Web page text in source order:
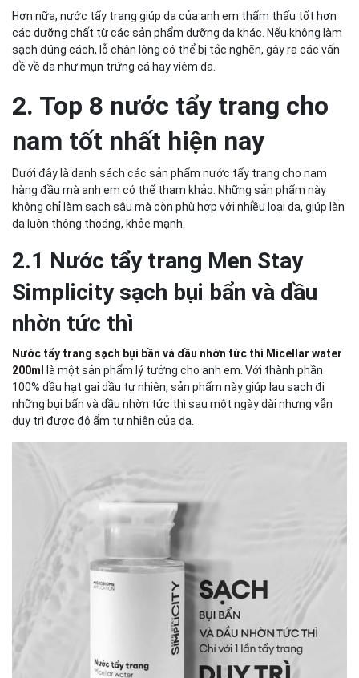
Hơn nữa, nước tẩy trang giúp da của anh em thẩm thấu tốt hơn
các dưỡng chất từ các sản phẩm dưỡng da khác. Nếu không làm
sạch đúng cách, lỗ chân lông có thể bị tắc nghẽn, gây ra các vấn
đề về da như mụn trứng cá hay viêm da.
2. Top 8 nước tẩy trang cho
nam tốt nhất hiện nay
Dưới đây là danh sách các sản phẩm nước tẩy trang cho nam
hàng đầu mà anh em có thể tham khảo. Những sản phẩm này
không chỉ làm sạch sâu mà còn phù hợp với nhiều loại da, giúp làn
da luôn thông thoáng, khỏe mạnh.
2.1 Nước tẩy trang Men Stay
Simplicity sạch bụi bẩn và dầu
nhờn tức thì
Nước tẩy trang sạch bụi bần và dầu nhờn tức thì Micellar water
200ml là một sản phẩm lý tưởng cho anh em. Với thành phần
100% dầu hạt gai dầu tự nhiên, sản phẩm này giúp lau sạch đi
những bụi bẩn và dầu nhờn tức thì sau một ngày dài nhưng vẫn
duy trì được độ ẩm tự nhiên của da.